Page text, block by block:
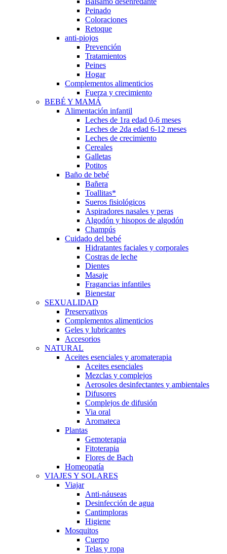
Peinado
Coloraciones
Retoque
anti-piojos
Prevención
Tratamientos
Peines
Hogar
Complementos alimenticios
Fuerza y crecimiento
BEBÉ Y MAMÁ
Alimentación infantil
Leches de 1ra edad 0-6 meses
Leches de 2da edad 6-12 meses
Leches de crecimiento
Cereales
Galletas
Potitos
Baño de bebé
Bañera
Toallitas*
Sueros fisiológicos
Aspiradores nasales y peras
Algodón y hisopos de algodón
Champús
Cuidado del bebé
Hidratantes faciales y corporales
Costras de leche
Dientes
Masaje
Fragancias infantiles
Bienestar
SEXUALIDAD
Preservativos
Complementos alimenticios
Geles y lubricantes
Accesorios
NATURAL
Aceites esenciales y aromaterapia
Aceites esenciales
Mezclas y complejos
Aerosoles desinfectantes y ambientales
Difusores
Complejos de difusión
Via oral
Aromateca
Plantas
Gemoterapia
Fitoterapia
Flores de Bach
Homeopatía
VIAJES Y SOLARES
Viajar
Anti-náuseas
Desinfección de agua
Cantimploras
Higiene
Mosquitos
Cuerpo
Telas y ropa